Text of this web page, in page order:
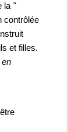
la "
contrôlée
et filles.
en